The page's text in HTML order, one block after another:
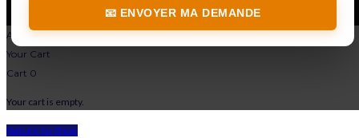
📧 ENVOYER MA DEMANDE
Added to cart
Your Cart
Cart 0
Your cart is empty.
Return to Shop